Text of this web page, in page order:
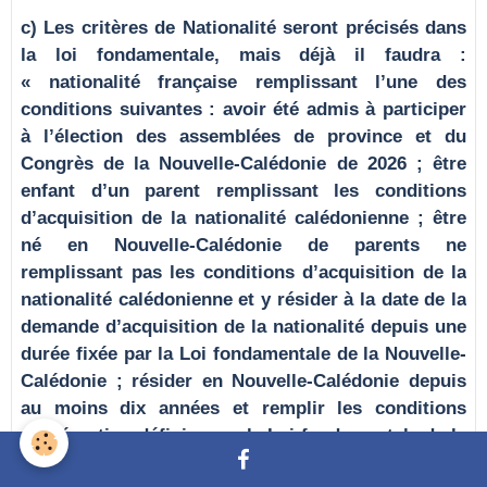
c) Les critères de Nationalité seront précisés dans
la loi fondamentale, mais déjà il faudra :
« nationalité française remplissant l’une des
conditions suivantes : avoir été admis à participer
à l’élection des assemblées de province et du
Congrès de la Nouvelle-Calédonie de 2026 ; être
enfant d’un parent remplissant les conditions
d’acquisition de la nationalité calédonienne ; être
né en Nouvelle-Calédonie de parents ne
remplissant pas les conditions d’acquisition de la
nationalité calédonienne et y résider à la date de la
demande d’acquisition de la nationalité depuis une
durée fixée par la Loi fondamentale de la Nouvelle-
Calédonie ; résider en Nouvelle-Calédonie depuis
au moins dix années et remplir les conditions
d’intégration définies par la Loi fondamentale de la
Nouvelle-Calédonie à la date de la demande